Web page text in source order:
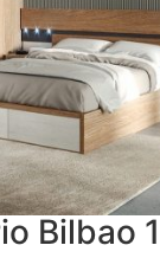
Bilbao